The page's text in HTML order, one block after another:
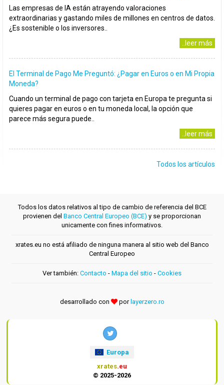
Las empresas de IA están atrayendo valoraciones
extraordinarias y gastando miles de millones en centros de datos.
¿Es sostenible o los inversores..
..leer más
El Terminal de Pago Me Preguntó: ¿Pagar en Euros o en Mi Propia
Moneda?
Cuando un terminal de pago con tarjeta en Europa te pregunta si
quieres pagar en euros o en tu moneda local, la opción que
parece más segura puede..
..leer más
Todos los artículos
Todos los datos relativos al tipo de cambio de referencia del BCE
provienen del Banco Central Europeo (BCE) y se proporcionan
unicamente con fines informativos.
xrates.eu no está afiliado de ninguna manera al sitio web del Banco
Central Europeo
Ver también: Contacto - Mapa del sitio - Cookies
desarrollado con por layerzero.ro
Europa
xrates.eu
© 2025-2026